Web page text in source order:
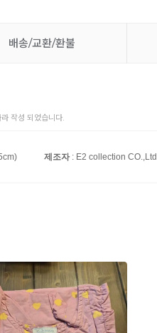
배송/교환/환불
작성 되었습니다.
제조자: E2 collection CO.,Ltd